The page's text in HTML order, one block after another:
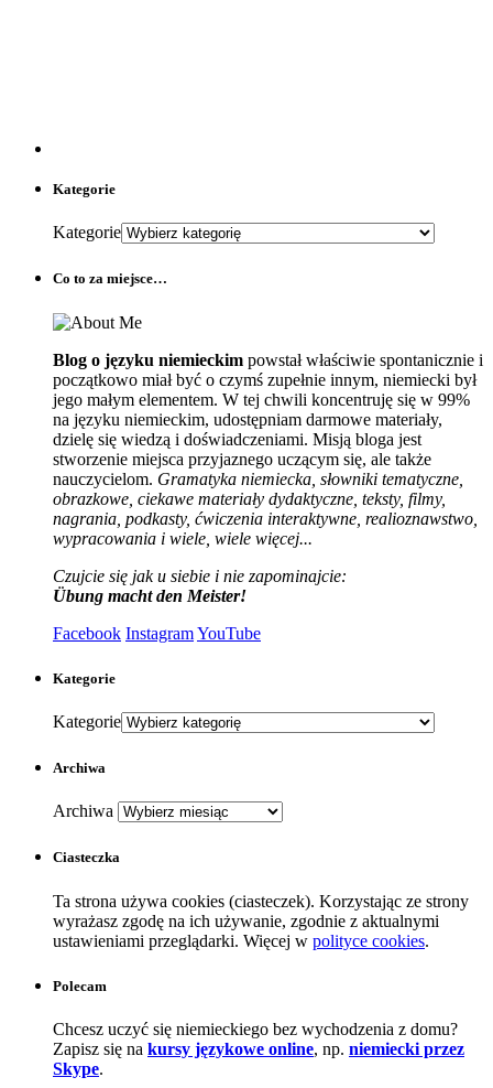
Kategorie
Kategorie
Co to za miejsce…
Blog o języku niemieckim powstał właściwie spontanicznie i
początkowo miał być o czymś zupełnie innym, niemiecki był
jego małym elementem. W tej chwili koncentruję się w 99%
na języku niemieckim, udostępniam darmowe materiały,
dzielę się wiedzą i doświadczeniami. Misją bloga jest
stworzenie miejsca przyjaznego uczącym się, ale także
nauczycielom. Gramatyka niemiecka, słowniki tematyczne,
obrazkowe, ciekawe materiały dydaktyczne, teksty, filmy,
nagrania, podkasty, ćwiczenia interaktywne, realioznawstwo,
wypracowania i wiele, wiele więcej...
Czujcie się jak u siebie i nie zapominajcie:
Übung macht den Meister!
Facebook InstagramYouTube
Kategorie
Kategorie
Archiwa
Archiwa
Ciasteczka
Ta strona używa cookies (ciasteczek). Korzystając ze strony
wyrażasz zgodę na ich używanie, zgodnie z aktualnymi
ustawieniami przeglądarki. Więcej w polityce cookies.
Polecam
Chcesz uczyć się niemieckiego bez wychodzenia z domu?
Zapisz się na kursy językowe online, np. niemiecki przez
Skype.